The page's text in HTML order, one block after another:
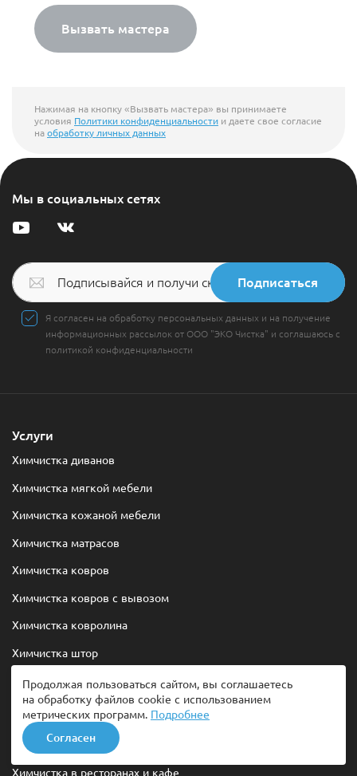
Вызвать мастера
Нажимая на кнопку «Вызвать мастера» вы принимаете
условия Политики конфиденциальности и даете свое согласие
наобработку личных данных
Мы в социальных сетях
Я согласен на обработку персональных данных и на получение
информационных рассылок от ООО "ЭКО Чистка" и соглашаюсь с
политикой конфиденциальности
Подписаться
Услуги
Химчистка диванов
Химчистка мягкой мебели
Химчистка кожаной мебели
Химчистка матрасов
Химчистка ковров
Химчистка ковров с вывозом
Химчистка ковролина
Химчистка штор
Бизнесу
Для организаций
Химчистка мебели в офисе
Химчистка в ресторанах и кафе
Продолжая пользоваться сайтом, вы соглашаетесь
на обработку файлов cookie с использованием
метрических программ. Подробнее
Согласен